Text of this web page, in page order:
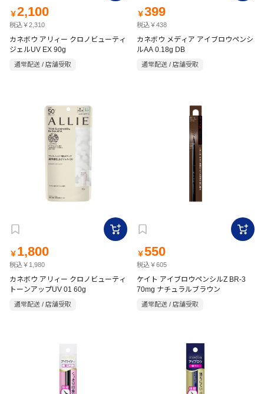
￥2,100
税込￥2,310
カネボウ アリィー クロノビューティ
ジェルUV EX 90g
通常配送 / 店舗受取
￥399
税込￥438
カネボウ メディア アイブロウペンシ
ルAA 0.18g DB
通常配送 / 店舗受取
￥ 1,800
税込￥1,980
カネボウ アリィー クロノビューティ
トーンアップUV 01 60g
通常配送 / 店舗受取
￥550
税込￥605
ケイト アイブロウペンシルZ BR-3
70mg ナチュラルブラウン
通常配送 / 店舗受取